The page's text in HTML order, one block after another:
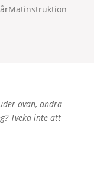
Mätinstruktion
ovan, andra
Tveka inte att